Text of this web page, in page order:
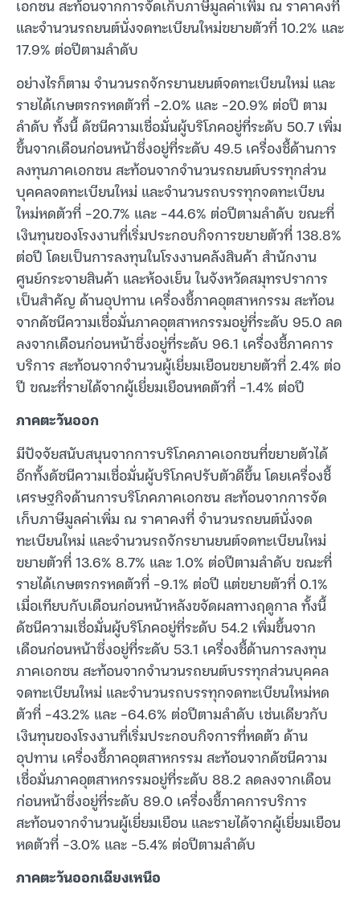
เอกชน สะท้อนจากการจัดเก็บภาษีมูลค่าเพิ่ม ณ ราคาคงที่
และจำนวนรถยนต์นั่งจดทะเบียนใหม่ขยายตัวที่ 10.2% และ
17.9% ต่อปีตามลำดับ
อย่างไรก็ตาม จำนวนรถจักรยานยนต์จดทะเบียนใหม่ และ
รายได้เกษตรกรหดตัวที่ -2.0% และ -20.9% ต่อปี ตาม
ลำดับ ทั้งนี้ ดัชนีความเชื่อมั่นผู้บริโภคอยู่ที่ระดับ 50.7 เพิ่ม
ขึ้นจากเดือนก่อนหน้าซึ่งอยู่ที่ระดับ 49.5 เครื่องชี้ด้านการ
ลงทุนภาคเอกชน สะท้อนจากจำนวนรถยนต์บรรทุกส่วน
บุคคลจดทะเบียนใหม่ และจำนวนรถบรรทุกจดทะเบียน
ใหม่หดตัวที่ -20.7% และ -44.6% ต่อปีตามลำดับ ขณะที่
เงินทุนของโรงงานที่เริ่มประกอบกิจการขยายตัวที่ 138.8%
ต่อปี โดยเป็นการลงทุนในโรงงานคลังสินค้า สำนักงาน
ศูนย์กระจายสินค้า และห้องเย็น ในจังหวัดสมุทรปราการ
เป็นสำคัญ ด้านอุปทาน เครื่องชี้ภาคอุตสาหกรรม สะท้อน
จากดัชนีความเชื่อมั่นภาคอุตสาหกรรมอยู่ที่ระดับ 95.0 ลด
ลงจากเดือนก่อนหน้าซึ่งอยู่ที่ระดับ 96.1 เครื่องชี้ภาคการ
บริการ สะท้อนจากจำนวนผู้เยี่ยมเยือนขยายตัวที่ 2.4% ต่อ
ปี ขณะที่รายได้จากผู้เยี่ยมเยือนหดตัวที่ -1.4% ต่อปี
ภาคตะวันออก
มีปัจจัยสนับสนุนจากการบริโภคภาคเอกชนที่ขยายตัวได้
อีกทั้งดัชนีความเชื่อมั่นผู้บริโภคปรับตัวดีขึ้น โดยเครื่องชี้
เศรษฐกิจด้านการบริโภคภาคเอกชน สะท้อนจากการจัด
เก็บภาษีมูลค่าเพิ่ม ณ ราคาคงที่ จำนวนรถยนต์นั่งจด
ทะเบียนใหม่ และจำนวนรถจักรยานยนต์จดทะเบียนใหม่
ขยายตัวที่ 13.6% 8.7% และ 1.0% ต่อปีตามลำดับ ขณะที่
รายได้เกษตรกรหดตัวที่ -9.1% ต่อปี แต่ขยายตัวที่ 0.1%
เมื่อเทียบกับเดือนก่อนหน้าหลังขจัดผลทางฤดูกาล ทั้งนี้
ดัชนีความเชื่อมั่นผู้บริโภคอยู่ที่ระดับ 54.2 เพิ่มขึ้นจาก
เดือนก่อนหน้าซึ่งอยู่ที่ระดับ 53.1 เครื่องชี้ด้านการลงทุน
ภาคเอกชน สะท้อนจากจำนวนรถยนต์บรรทุกส่วนบุคคล
จดทะเบียนใหม่ และจำนวนรถบรรทุกจดทะเบียนใหม่หด
ตัวที่ -43.2% และ -64.6% ต่อปีตามลำดับ เช่นเดียวกับ
เงินทุนของโรงงานที่เริ่มประกอบกิจการที่หดตัว ด้าน
อุปทาน เครื่องชี้ภาคอุตสาหกรรม สะท้อนจากดัชนีความ
เชื่อมั่นภาคอุตสาหกรรมอยู่ที่ระดับ 88.2 ลดลงจากเดือน
ก่อนหน้าซึ่งอยู่ที่ระดับ 89.0 เครื่องชี้ภาคการบริการ
สะท้อนจากจำนวนผู้เยี่ยมเยือน และรายได้จากผู้เยี่ยมเยือน
หดตัวที่ -3.0% และ -5.4% ต่อปีตามลำดับ
ภาคตะวันออกเฉียงเหนือ